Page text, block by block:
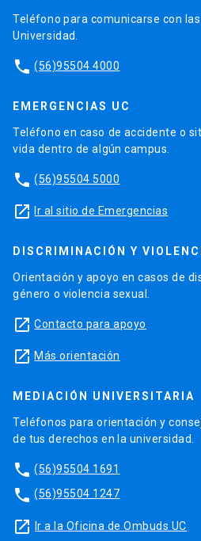
Teléfono para comunicarse con
Universidad.
phone (56)95504 4000
EMERGENCIAS UC
Teléfono en caso de accidente o
vida dentro de algún campus.
phone (56)95504 5000
launch Ir al sitio de Emergencias
DISCRIMINACIÓN Y
Orientación y apoyo en casos de
género o violencia sexual.
launch Contacto para apoyo
launch Más orientación
MEDIACIÓN UNIVERSITARIA
Teléfonos para orientación y
de tus derechos en la universidad.
phone (56)95504 1691
phone (56)95504 1247
launch Ir a la Oficina de Ombuds UC